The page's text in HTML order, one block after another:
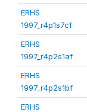
ERHS
1997_r4p1s7cf
ERHS
1997_r4p2s1af
ERHS
1997_r4p2s1bf
ERHS